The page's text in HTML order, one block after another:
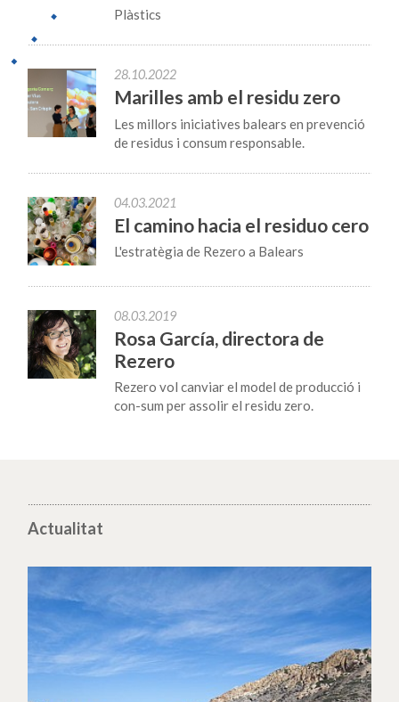
Plàstics
28.10.2022
Marilles amb el residu zero
Les millors iniciatives balears en prevenció
de residus i consum responsable.
04.03.2021
El camino hacia el residuo cero
L'estratègia de Rezero a Balears
08.03.2019
Rosa García, directora de
Rezero
Rezero vol canviar el model de producció i
con-sum per assolir el residu zero.
Actualitat